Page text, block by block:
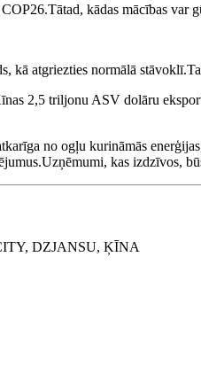
kādas mācības var
kā atgriezties normālā
2,5 triljonu ASV dolāru
no ogļu kurināmās
kas izdzīvos,
DZJANSU, ĶĪNA